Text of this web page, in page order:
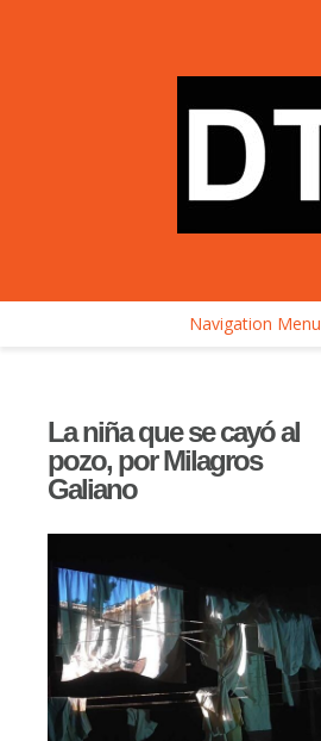
Navigation Menu
La niña que se cayó al
pozo, por Milagros
Galiano